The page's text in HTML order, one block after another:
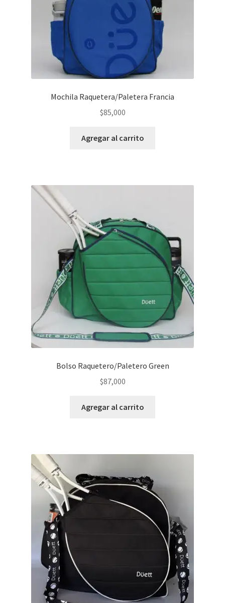
Mochila Raquetera/Paletera Francia
$85,000
Agregar al carrito
Bolso Raquetero/Paletero Green
$87,000
Agregar al carrito